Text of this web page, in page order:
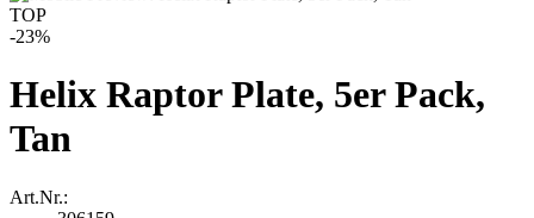
TOP
-23%
Helix Raptor Plate, 5er Pack,
Tan
Art.Nr.: